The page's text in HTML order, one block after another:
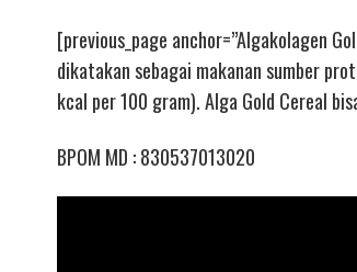
[previous_page anchor=”Algakolagen
dikatakan sebagai makanan sumber
kcal per 100 gram). Alga Gold Cereal
BPOM MD : 830537013020